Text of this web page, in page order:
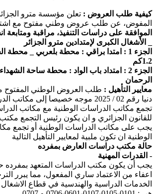
كيفية طلب العروض : تعلن مؤسسة مترو
المفوض، عن طلب عروض وطني مفتوح مع
الموافقة على دراسات التنفيذ، مراقبة ومتابعة
_ الأشغال الكبرى لإمتدادين مترو الجزائر
الجزء 1 : امتدا براقي : محطة بلعربي _
1.2كم
الجزء 2 : امتداد باب الواد : محطة ساحة
الرحمان
معايير التأهيل : طلب العروض الوطني المفتوح
دنيا رقم 02 / 2025 موجه خصيصا إلى
تجمع مكاتب الدراسات الوطنية مع مكاتب
للقانون الجزائري و ان يكون رئيس التجمع
يجب على مكاتب الدراسات الوطنية أو تجمع
الوطنية ان تكون ملبية لمعايير التأهيل التالية
حالة مكتب دراسات العارض بمفرده
القدرات المهنية -
يجب أن يكون مكتب الدراسات المتعهد بمفرده
اعفاء من الاعتماد ساري المفعول، مما يبرر
الخدمات الدراسية والهندسية في قطاع